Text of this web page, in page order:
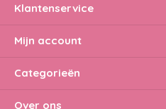
Klantenservice
Mijn account
Categorieën
Over ons